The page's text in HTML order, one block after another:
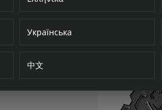
Українська
中文